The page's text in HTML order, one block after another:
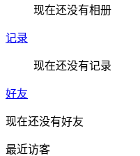
现在还没有相册
记录
现在还没有记录
好友
现在还没有好友
最近访客